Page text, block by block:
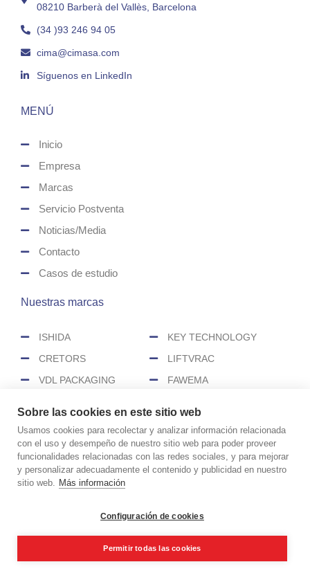
08210 Barberà del Vallès, Barcelona
(34 )93 246 94 05
cima@cimasa.com
Síguenos en LinkedIn
MENÚ
Inicio
Empresa
Marcas
Servicio Postventa
Noticias/Media
Contacto
Casos de estudio
Nuestras marcas
ISHIDA
CRETORS
VDL PACKAGING
KEY TECHNOLOGY
LIFTVRAC
FAWEMA
COPYRIGHT © 2026 CIMASA
Aviso legal
Políticas de redes sociales
Realizado por
Sobre las cookies en este sitio web
Usamos cookies para recolectar y analizar información relacionada
con el uso y desempeño de nuestro sitio web para poder proveer
funcionalidades relacionadas con las redes sociales, y para mejorar
y personalizar adecuadamente el contenido y publicidad en nuestro
sitio web. Más información
Configuración de cookies
Permitir todas las cookies